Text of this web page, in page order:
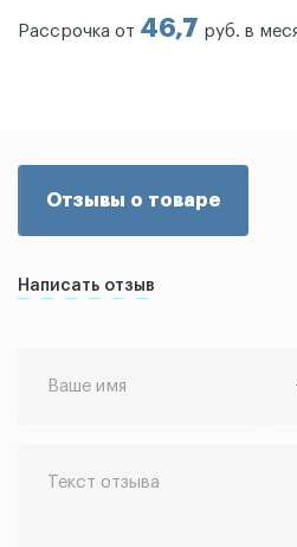
Рассрочка от 46,7 руб. в
Отзывы о товаре
Написать отзыв